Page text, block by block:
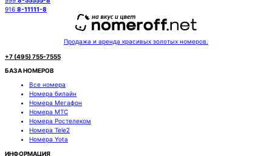
916 8-11111-8
Продажа и аренда красивых золотых номеров.
+7 (495) 755-7555
БАЗА НОМЕРОВ
Все номера
Номера билайн
Номера Мегафон
Номера МТС
Номера Ростелеком
Номера Tele2
Номера Yota
ИНФОРМАЦИЯ